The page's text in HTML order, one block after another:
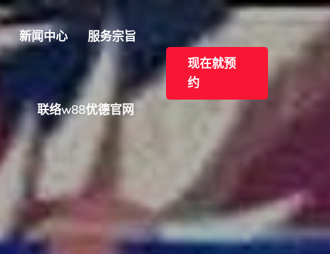
新闻中心 服务宗旨
联络w88优德官网
现在就预
约